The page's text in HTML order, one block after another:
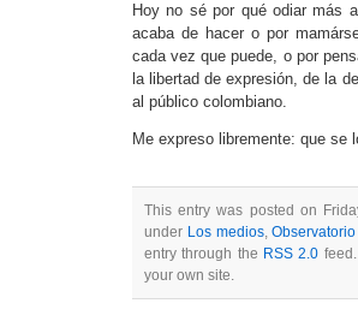
Hoy no sé por qué odiar más
acaba de hacer o por
cada vez que puede, o por
la libertad de expresión, de la
al público colombiano.
Me expreso libremente: que se
This entry was posted on
under Los medios,
entry through the RSS 2.0
your own site.